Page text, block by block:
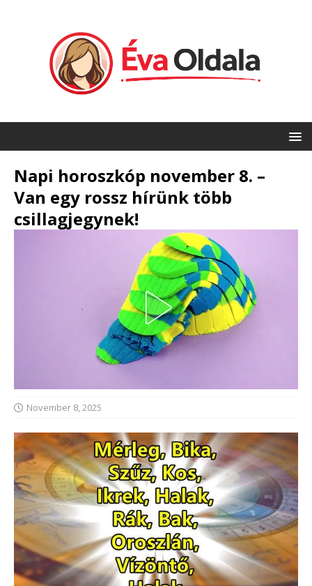
Napi horoszkóp november 8. –
Van egy rossz hírünk több
csillagjegynek!
November 8, 2025